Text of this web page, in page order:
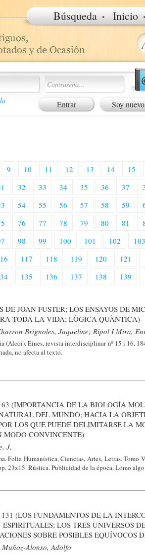
Búsqueda · Inicio
Soy nuevo
9 10 11 12 13 14 15
32 33 34 35 36 37
54 55 56 57 58 59
76 77 78 79 80 81
98 99 100 101 102 103
117 118 119 120 121
135 136 137 138 139
DE JOAN FUSTER; LOS ENSAYOS DE
TODA LA VIDA; LÒGICA QUÀNTICA)
Brignoles, Jaqueline; Ripol I Mira,
(Alcoi). Eines, revista interdisciplinar nº 15 i 16.
no afecta al texto.
(IMPORTANCIA DE LA BIOLOGÍA
DEL MUNDO; HACIA LA
LOS QUE PUEDE DELIMITARSE LA
MODO CONVINCENTE)
J.
Folia Humanística, Ciencias, Artes, Letras. Tomo
23x15. Rústica. Publicidad de la época. Lomo
(LOS FUNDAMENTOS DE LA
LOS TRES UNIVERSOS
SOBRE POSIBLES EQUÍVOCOS
Alonso, Adolfo